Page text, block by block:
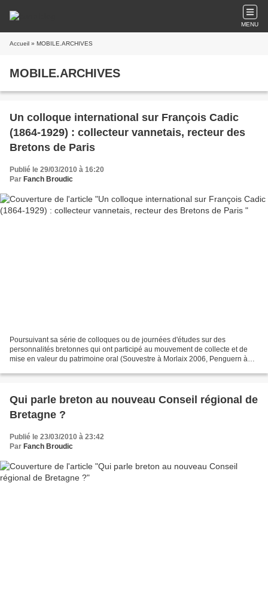
MENU
Accueil » MOBILE.ARCHIVES
MOBILE.ARCHIVES
Un colloque international sur François Cadic
(1864-1929) : collecteur vannetais, recteur des
Bretons de Paris
Publié le 29/03/2010 à 16:20
Par Fanch Broudic
Poursuivant sa série de colloques ou de journées d'études sur des
personnalités bretonnes qui ont participé au mouvement de collecte et de
mise en valeur du patrimoine oral (Souvestre à Morlaix 2006, Penguern à
Qui parle breton au nouveau Conseil régional de
Bretagne ?
Publié le 23/03/2010 à 23:42
Par Fanch Broudic